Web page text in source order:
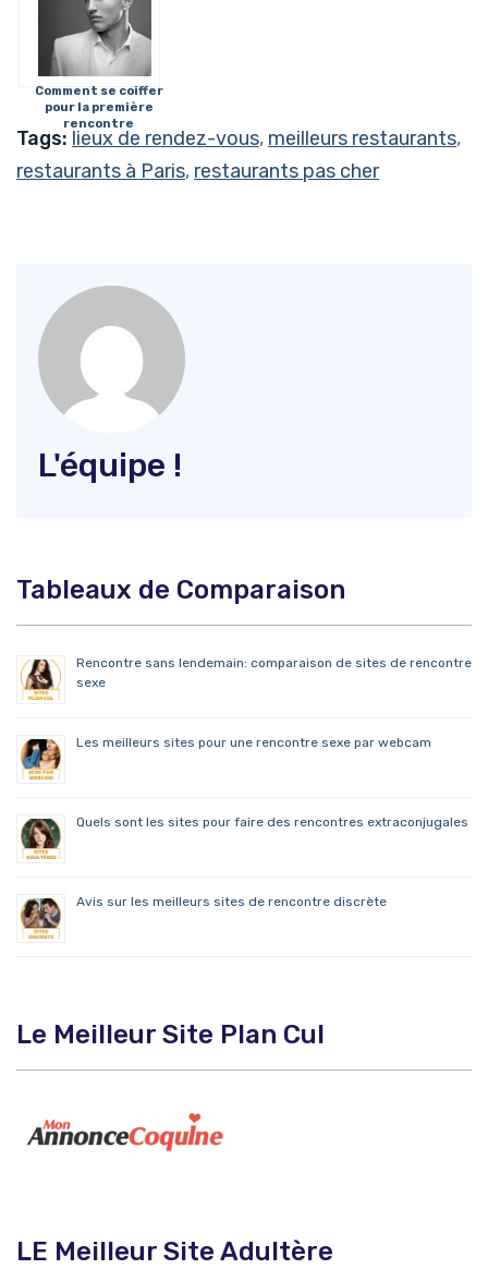
Comment se coiffer
pour la première
rencontre
Tags: lieux de rendez-vous, meilleurs restaurants,
restaurants à Paris, restaurants pas cher
L'équipe !
Tableaux de Comparaison
Rencontre sans lendemain: comparaison de sites de rencontre
sexe
Les meilleurs sites pour une rencontre sexe par webcam
Quels sont les sites pour faire des rencontres extraconjugales
Avis sur les meilleurs sites de rencontre discrète
Le Meilleur Site Plan Cul
LE Meilleur Site Adultère